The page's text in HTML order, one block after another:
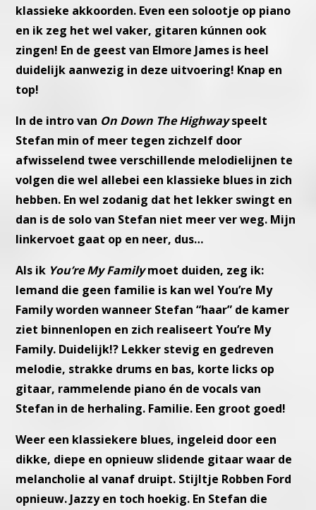
klassieke akkoorden. Even een solootje op piano
en ik zeg het wel vaker, gitaren kúnnen ook
zingen! En de geest van Elmore James is heel
duidelijk aanwezig in deze uitvoering! Knap en
top!
In de intro van On Down The Highwayspeelt
Stefan min of meer tegen zichzelf door
afwisselend twee verschillende melodielijnen te
volgen die wel allebei een klassieke blues in zich
hebben. En wel zodanig dat het lekker swingt en
dan is de solo van Stefan niet meer ver weg. Mijn
linkervoet gaat op en neer, dus…
Als ik You’re My Familymoet duiden, zeg ik:
Iemand die geen familie is kan wel You’re My
Family worden wanneer Stefan “haar” de kamer
ziet binnenlopen en zich realiseert You’re My
Family. Duidelijk!? Lekker stevig en gedreven
melodie, strakke drums en bas, korte licks op
gitaar, rammelende piano én de vocals van
Stefan in de herhaling. Familie. Een groot goed!
Weer een klassiekere blues, ingeleid door een
dikke, diepe en opnieuw slidende gitaar waar de
melancholie al vanaf druipt. Stijltje Robben Ford
opnieuw. Jazzy en toch hoekig. En Stefan die